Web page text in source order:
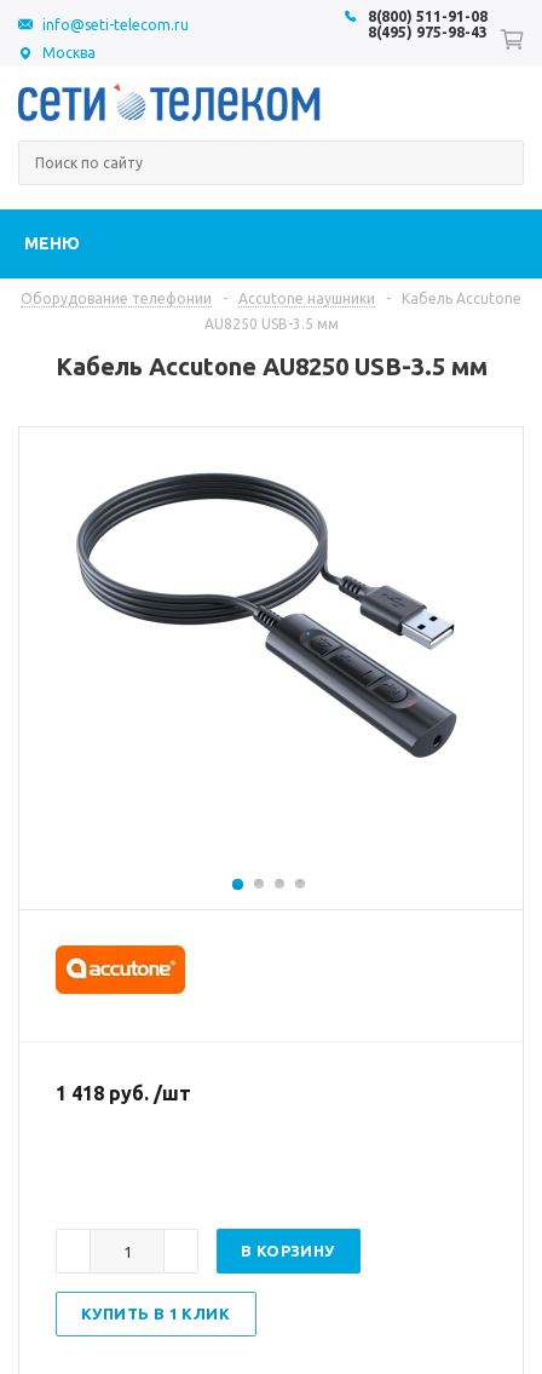
Москва
8(800) 511-91-08
8(495) 975-98-43
info@seti-telecom.ru
МЕНЮ
Оборудование телефонии - Accutone наушники -
Кабель Accutone
AU8250 USB-3.5 мм
Кабель Accutone AU8250 USB-3.5 мм
1 418 руб. /шт
В КОРЗИНУ
КУПИТЬ В 1 КЛИК